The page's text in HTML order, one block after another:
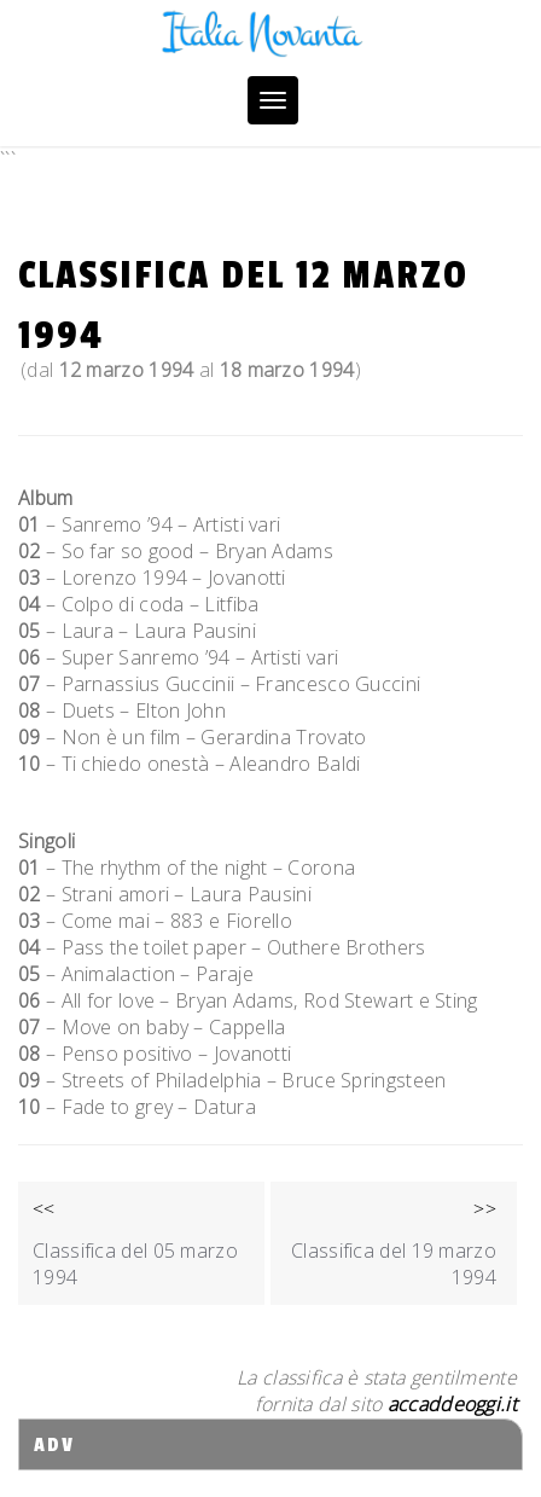
Toggle
navigation
```
CLASSIFICA DEL 12 MARZO
1994
(dal 12 marzo 1994al 18 marzo 1994)
Album
01 – Sanremo ’94 – Artisti vari
02 – So far so good – Bryan Adams
03 – Lorenzo 1994 – Jovanotti
04– Colpo di coda – Litfiba
05 – Laura – Laura Pausini
06 – Super Sanremo ’94 – Artisti vari
07 – Parnassius Guccinii – Francesco Guccini
08 – Duets – Elton John
09 – Non è un film – Gerardina Trovato
10 – Ti chiedo onestà – Aleandro Baldi
Singoli
01 – The rhythm of the night – Corona
02 – Strani amori – Laura Pausini
03 – Come mai – 883 e Fiorello
04– Pass the toilet paper – Outhere Brothers
05 – Animalaction – Paraje
06 – All for love – Bryan Adams, Rod Stewart e Sting
07 – Move on baby – Cappella
08 – Penso positivo – Jovanotti
09 – Streets of Philadelphia – Bruce Springsteen
10 – Fade to grey – Datura
NAVIGAZIONE
ARTICOLI
<<
Classifica del 05 marzo
1994
>>
Classifica del 19 marzo
1994
La classifica è stata gentilmente
fornita dal sito accaddeoggi.it
ADV